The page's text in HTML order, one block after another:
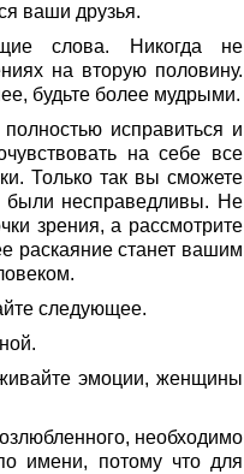
ваши друзья.
слова. Никогда не
на вторую половину.
будьте более мудрыми.
исправиться и
на себе все
Только так вы сможете
были несправедливы. Не
зрения, а рассмотрите
раскаяние станет вашим
следующее.
эмоции, женщины
необходимо
имени, потому что для